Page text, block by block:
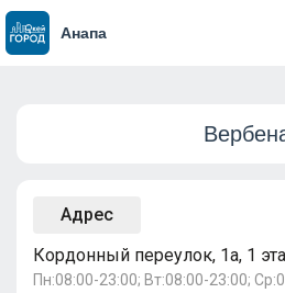
Анапа
Адрес
Кордонный переулок, 1а, 1
Пн:08:00-23:00; Вт:08:00-23:00;